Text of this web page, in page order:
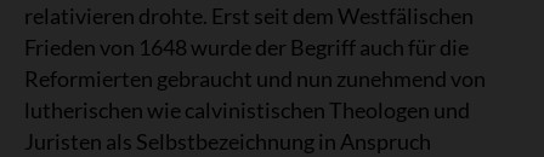
relativieren drohte. Erst seit dem Westfälischen
Frieden von 1648 wurde der Begriff auch für die
Reformierten gebraucht und nun zunehmend von
lutherischen wie calvinistischen Theologen und
Juristen als Selbstbezeichnung in Anspruch